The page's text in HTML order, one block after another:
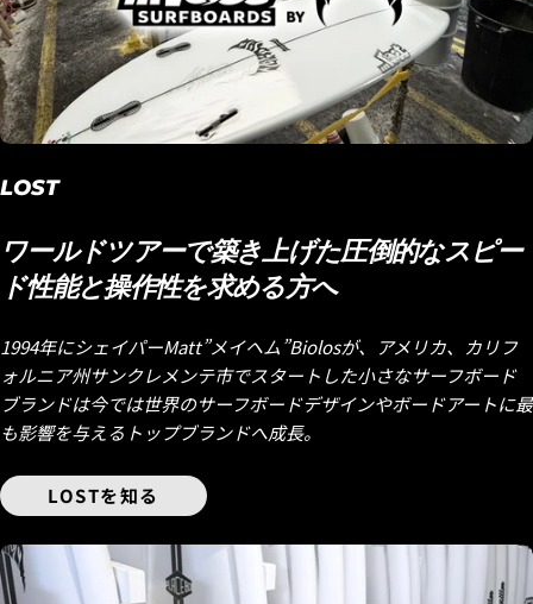
LOST
ワールドツアーで築き上げた圧倒的なスピー
ド性能と操作性を求める方へ
1994年にシェイパーMatt”メイヘム”Biolosが、アメリカ、カリフ
ォルニア州サンクレメンテ市でスタートした小さなサーフボード
ブランドは今では世界のサーフボードデザインやボードアートに最
も影響を与えるトップブランドへ成長。
LOSTを知る